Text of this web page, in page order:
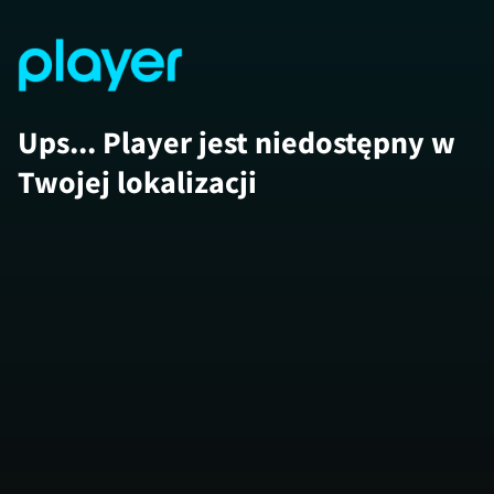
Ups... Player jest niedostępny w
Twojej lokalizacji